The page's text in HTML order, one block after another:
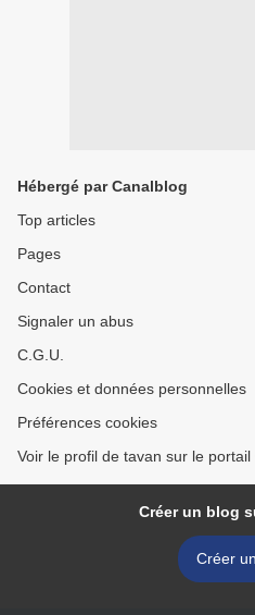
Hébergé par Canalblog
Top articles
Pages
Contact
Signaler un abus
C.G.U.
Cookies et données personnelles
Préférences cookies
Voir le profil de tavan sur le portail
Créer un blog
Créer